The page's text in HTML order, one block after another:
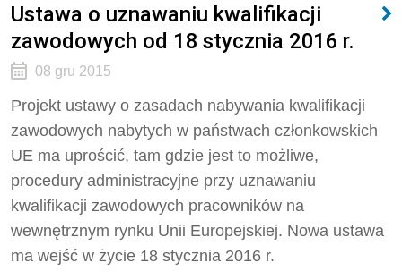
Ustawa o uznawaniu kwalifikacji
zawodowych od 18 stycznia 2016 r.
08 gru 2015
Projekt ustawy o zasadach nabywania kwalifikacji
zawodowych nabytych w państwach członkowskich
UE ma uprościć, tam gdzie jest to możliwe,
procedury administracyjne przy uznawaniu
kwalifikacji zawodowych pracowników na
wewnętrznym rynku Unii Europejskiej. Nowa ustawa
ma wejść w życie 18 stycznia 2016 r.